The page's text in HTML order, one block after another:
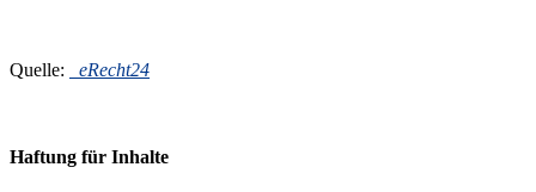
Quelle: eRecht24
Haftung für Inhalte